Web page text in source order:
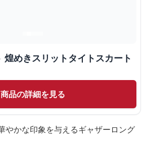
煌めきスリットタイトスカート
商品の詳細を見る
やかな印象を与えるギャザーロング